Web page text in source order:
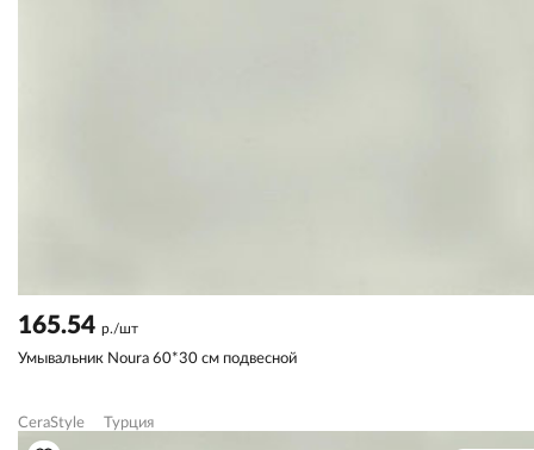
165.54 р./шт
Умывальник Noura 60*30 см подвесной
CeraStyle Турция